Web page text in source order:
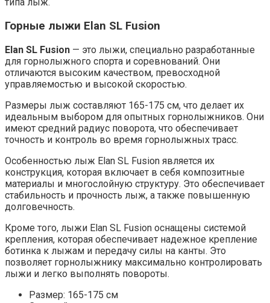
типа лыж.
Горные лыжи Elan SL Fusion
Elan SL Fusion — это лыжи, специально разработанные
для горнолыжного спорта и соревнований. Они
отличаются высоким качеством, превосходной
управляемостью и высокой скоростью.
Размеры лыж составляют 165-175 см, что делает их
идеальным выбором для опытных горнолыжников. Они
имеют средний радиус поворота, что обеспечивает
точность и контроль во время горнолыжных трасс.
Особенностью лыж Elan SL Fusion является их
конструкция, которая включает в себя композитные
материалы и многослойную структуру. Это обеспечивает
стабильность и прочность лыж, а также повышенную
долговечность.
Кроме того, лыжи Elan SL Fusion оснащены системой
крепления, которая обеспечивает надежное крепление
ботинка к лыжам и передачу силы на канты. Это
позволяет горнолыжнику максимально контролировать
лыжи и легко выполнять повороты.
Размер: 165-175 см